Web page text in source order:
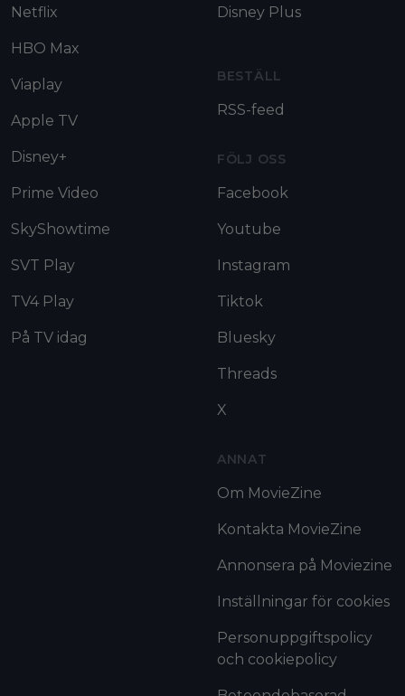
Netflix
HBO Max
Viaplay
Apple TV
Disney+
Prime Video
SkyShowtime
SVT Play
TV4 Play
På TV idag
Disney Plus
BESTÄLL
RSS-feed
FÖLJ OSS
Facebook
Youtube
Instagram
Tiktok
Bluesky
Threads
X
ANNAT
Om MovieZine
Kontakta MovieZine
Annonsera på Moviezine
Inställningar för cookies
Personuppgiftspolicy
och cookiepolicy